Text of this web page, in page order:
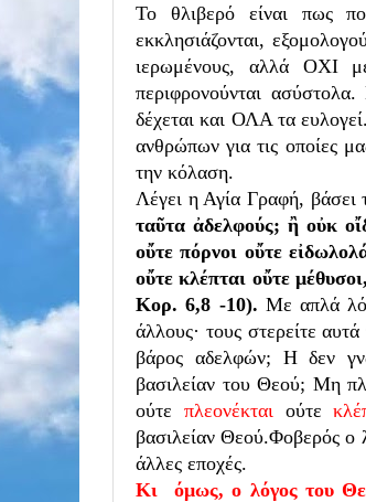
Το θλιβερό είναι πως
εκκλησιάζονται,
ιερωμένους, αλλά ΟΧΙ
περιφρονούνται
δέχεται και ΟΛΑ τα
ανθρώπων για τις οποίες
την κόλαση.
Λέγει η Αγία Γραφή, βάσει
ταῦτα ἀδελφούς; ἢ οὐκ
οὔτε πόρνοι οὔτε
οὔτε κλέπται οὔτε
Κορ. 6,8 -10). Με απλά
άλλους· τους στερείτε
βάρος αδελφών; Η δεν
βασιλείαν του Θεού; Μη
ούτε πλεονέκται ούτε
βασιλείαν Θεού.Φοβερός ο
άλλες εποχές.
Κι όμως, ο λόγος του